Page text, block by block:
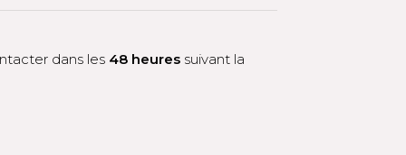
dans les 48 heures suivant la